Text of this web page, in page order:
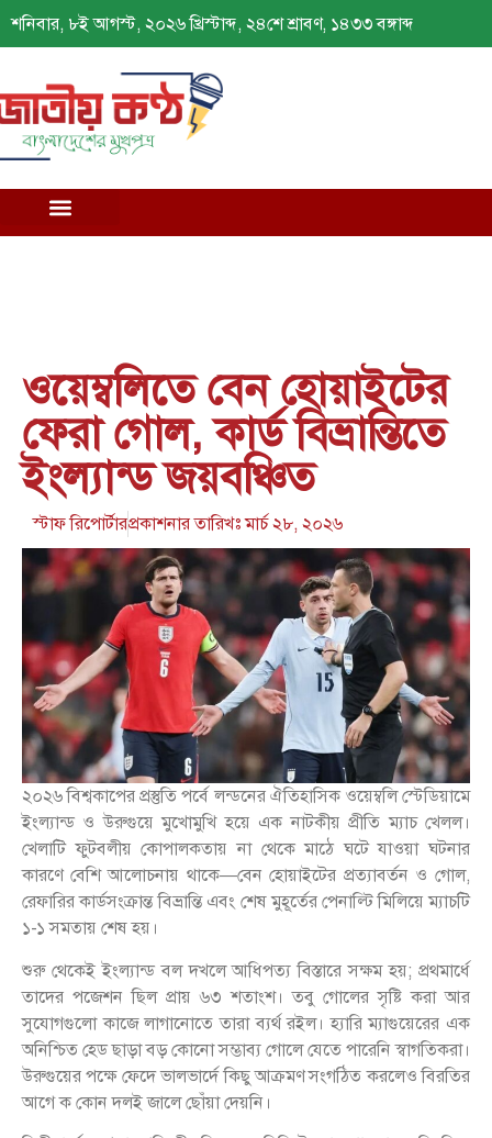
শনিবার, ৮ই আগস্ট, ২০২৬ খ্রিস্টাব্দ, ২৪শে শ্রাবণ, ১৪৩৩ বঙ্গাব্দ
ওয়েম্বলিতে বেন হোয়াইটের
ফেরা গোল, কার্ড বিভ্রান্তিতে
ইংল্যান্ড জয়বঞ্চিত
স্টাফ রিপোর্টারপ্রকাশনার তারিখঃমার্চ ২৮, ২০২৬
২০২৬ বিশ্বকাপের প্রস্তুতি পর্বে লন্ডনের ঐতিহাসিক ওয়েম্বলি স্টেডিয়ামে
ইংল্যান্ড ও উরুগুয়ে মুখোমুখি হয়ে এক নাটকীয় প্রীতি ম্যাচ খেলল।
খেলাটি ফুটবলীয় কোপালকতায় না থেকে মাঠে ঘটে যাওয়া ঘটনার
কারণে বেশি আলোচনায় থাকে—বেন হোয়াইটের প্রত্যাবর্তন ও গোল,
রেফারির কার্ডসংক্রান্ত বিভ্রান্তি এবং শেষ মুহূর্তের পেনাল্টি মিলিয়ে ম্যাচটি
১-১ সমতায় শেষ হয়।
শুরু থেকেই ইংল্যান্ড বল দখলে আধিপত্য বিস্তারে সক্ষম হয়; প্রথমার্ধে
তাদের পজেশন ছিল প্রায় ৬৩ শতাংশ। তবু গোলের সৃষ্টি করা আর
সুযোগগুলো কাজে লাগানোতে তারা ব্যর্থ রইল। হ্যারি ম্যাগুয়েরের এক
অনিশ্চিত হেড ছাড়া বড় কোনো সম্ভাব্য গোলে যেতে পারেনি স্বাগতিকরা।
উরুগুয়ের পক্ষে ফেদে ভালভার্দে কিছু আক্রমণ সংগঠিত করলেও বিরতির
আগে ক কোন দলই জালে ছোঁয়া দেয়নি।